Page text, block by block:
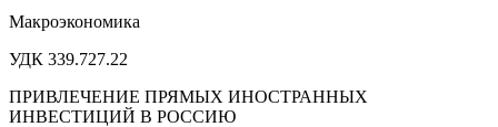
Макроэкономика
УДК 339.727.22
ПРИВЛЕЧЕНИЕ ПРЯМЫХ ИНОСТРАННЫХ
ИНВЕСТИЦИЙ В РОССИЮ